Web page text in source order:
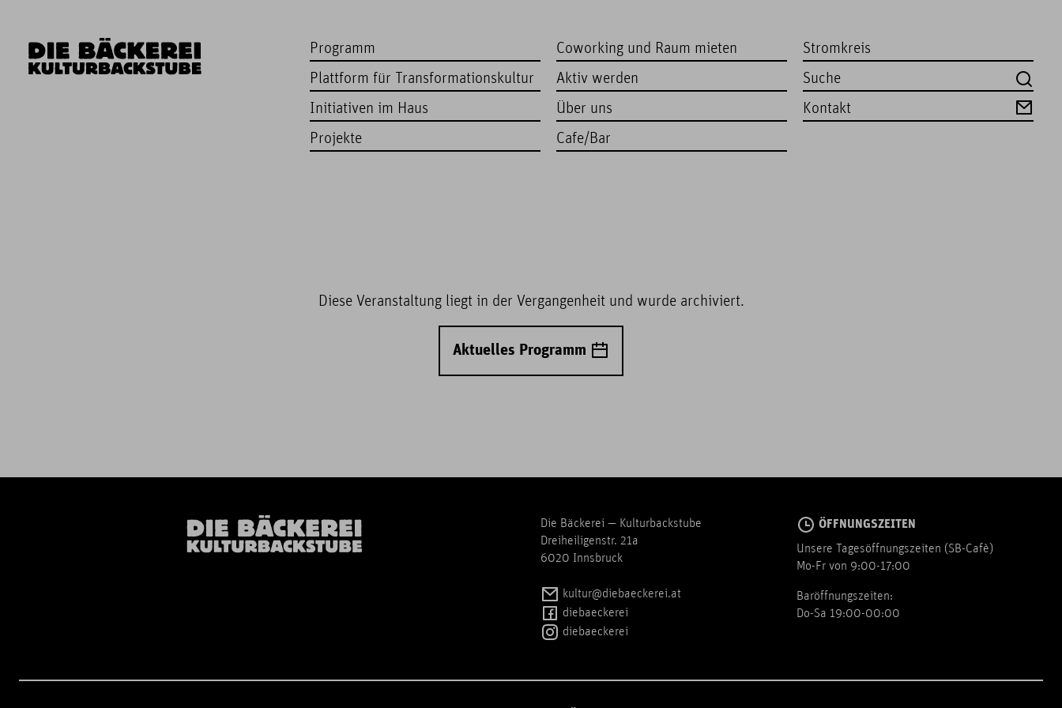
Programm
Plattform für Transformationskultur
Initiativen im Haus
Projekte
Coworking und Raum mieten
Aktiv werden
Über uns
Cafe/Bar
Stromkreis
Kontakt
Diese Veranstaltung liegt in der Vergangenheit und wurde archiviert.
Aktuelles Programm
Die Bäckerei — Kulturbackstube
Dreiheiligenstr. 21a
6020 Innsbruck
kultur@diebaeckerei.at
diebaeckerei
diebaeckerei
ÖFFNUNGSZEITEN
Unsere Tagesöffnungszeiten (SB-Cafè)
Mo-Fr von 9:00-17:00
Baröffnungszeiten:
Do-Sa 19:00-00:00